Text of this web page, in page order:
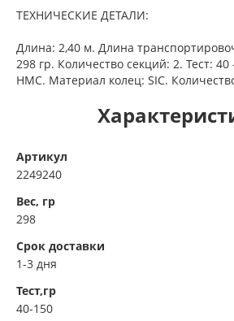
ТЕХНИЧЕСКИЕ ДЕТАЛИ:
Длина: 2,40 м. Длина
298 гр. Количество секций: 2. Тест:
HMC. Материал колец: SIC.
Артикул
2249240
Вес, гр
298
Срок доставки
1-3 дня
Тест,гр
40-150